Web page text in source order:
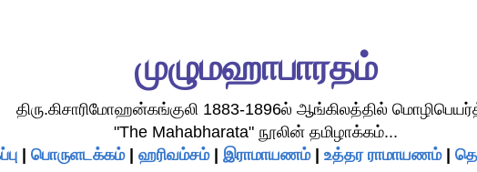
முழுமஹாபாரதம்
திரு.கிசாரிமோஹன்கங்குலி 1883-1896ல் ஆங்கிலத்தில்
"The Mahabharata" நூலின் தமிழாக்கம்...
பொருளடக்கம்| ஹரிவம்சம்| இராமாயணம்| உத்தர ராமாயணம்|